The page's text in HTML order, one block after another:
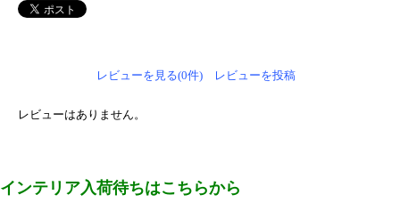
レビューを見る(0件) レビューを投稿
レビューはありません。
インテリア入荷待ちはこちらから